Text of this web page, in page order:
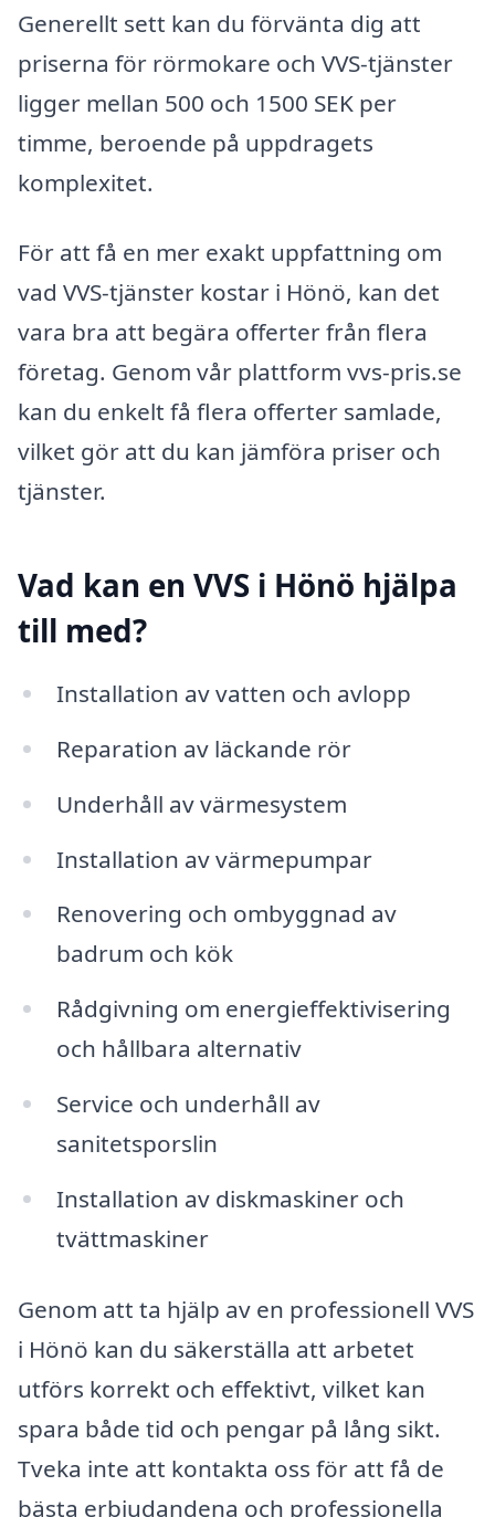
Generellt sett kan du förvänta dig att
priserna för rörmokare och VVS-tjänster
ligger mellan 500 och 1500 SEK per
timme, beroende på uppdragets
komplexitet.
För att få en mer exakt uppfattning om
vad VVS-tjänster kostar i Hönö, kan det
vara bra att begära offerter från flera
företag. Genom vår plattform vvs-pris.se
kan du enkelt få flera offerter samlade,
vilket gör att du kan jämföra priser och
tjänster.
Vad kan en VVS i Hönö hjälpa
till med?
Installation av vatten och avlopp
Reparation av läckande rör
Underhåll av värmesystem
Installation av värmepumpar
Renovering och ombyggnad av
badrum och kök
Rådgivning om energieffektivisering
och hållbara alternativ
Service och underhåll av
sanitetsporslin
Installation av diskmaskiner och
tvättmaskiner
Genom att ta hjälp av en professionell VVS
i Hönö kan du säkerställa att arbetet
utförs korrekt och effektivt, vilket kan
spara både tid och pengar på lång sikt.
Tveka inte att kontakta oss för att få de
bästa erbjudandena och professionella